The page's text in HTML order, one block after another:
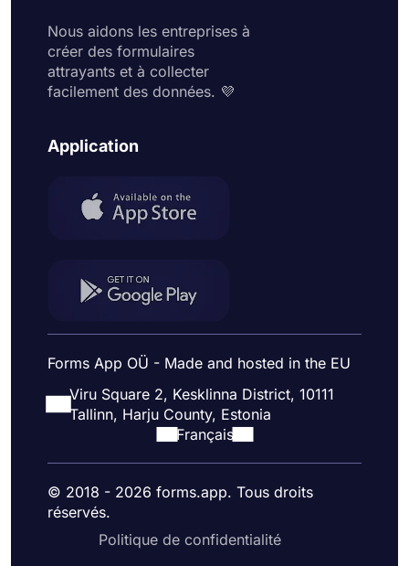
Nous aidons les entreprises à
créer des formulaires
attrayants et à collecter
facilement des données. 💜
Application
Forms App OÜ - Made and hosted in the EU
Viru Square 2, Kesklinna District, 10111
Tallinn, Harju County, Estonia
Français
© 2018 - 2026 forms.app. Tous droits
réservés.
Politique de confidentialité